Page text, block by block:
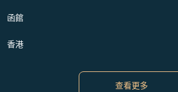
函館
香港
查看更多